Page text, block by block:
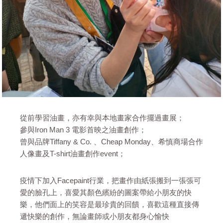
從前學習油畫，亦有幸與本地畫家合作擺過畫展；
參與Iron Man 3 電影首映之油畫創作；
曾與品牌Tiffany & Co. 、Cheap Monday、希慎商場合作
人像畫及T-shirt油畫創作event；
疫情下加入Facepaint行業，把畫作由紙張搬到一張張可
愛的臉孔上，喜愛其顏色繽紛的圖案帶給小朋友的快
樂，他們面上的笑容是最珍貴的回饋，喜歡這種直接傳
遞快樂的創作，無論畫師或小朋友都身心愉快